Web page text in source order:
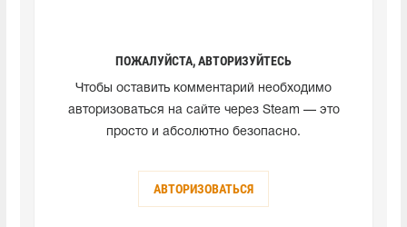
ПОЖАЛУЙСТА, АВТОРИЗУЙТЕСЬ
Чтобы оставить комментарий необходимо
авторизоваться на сайте через Steam — это
просто и абсолютно безопасно.
АВТОРИЗОВАТЬСЯ